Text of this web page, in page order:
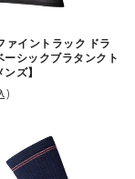
イントラック ドラ
ーシックブラタンクト
ズ】
)